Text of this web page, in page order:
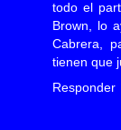
todo el
Brown, lo
Cabrera,
tienen que
Responder